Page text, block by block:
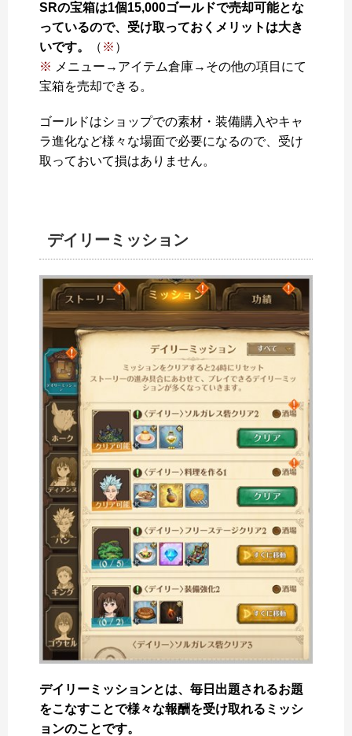
SRの宝箱は1個15,000ゴールドで売却可能とな
っているので、受け取っておくメリットは大き
いです。
（ ※ ）
※ メニュー→アイテム倉庫→その他の項目にて
宝箱を売却できる。
ゴールドはショップでの素材・装備購入やキャ
ラ進化など様々な場面で必要になるので、受け
取っておいて損はありません。
デイリーミッション
デイリーミッションとは、毎日出題されるお題
をこなすことで様々な報酬を受け取れるミッシ
ョンのことです。